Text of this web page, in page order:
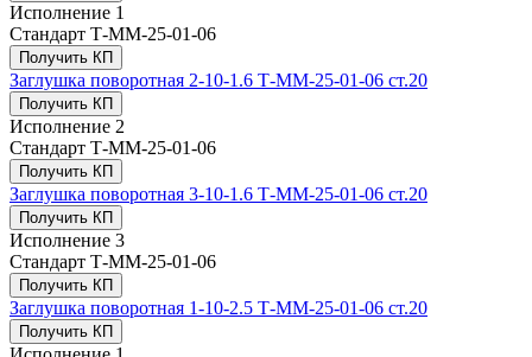
Исполнение 1
Стандарт Т-ММ-25-01-06
Получить КП
Заглушка поворотная 2-10-1.6 Т-ММ-25-01-06 ст.20
Получить КП
Исполнение 2
Стандарт Т-ММ-25-01-06
Получить КП
Заглушка поворотная 3-10-1.6 Т-ММ-25-01-06 ст.20
Получить КП
Исполнение 3
Стандарт Т-ММ-25-01-06
Получить КП
Заглушка поворотная 1-10-2.5 Т-ММ-25-01-06 ст.20
Получить КП